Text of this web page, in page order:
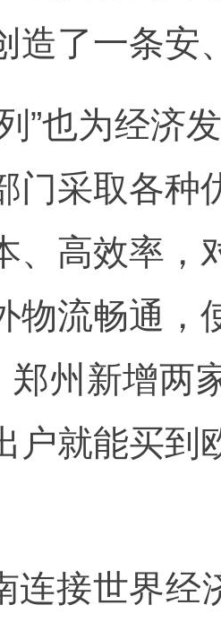
造了一条安
”也为经济
门采取各种
、高效率，
物流畅通，
郑州新增两
户就能买到
连接世界经